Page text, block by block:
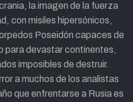
la imagen de la fuerza
con misiles hipersónicos,
Poseidón capaces de
para devastar continentes,
imposibles de destruir.
a muchos de los analistas
que enfrentarse a Rusia es